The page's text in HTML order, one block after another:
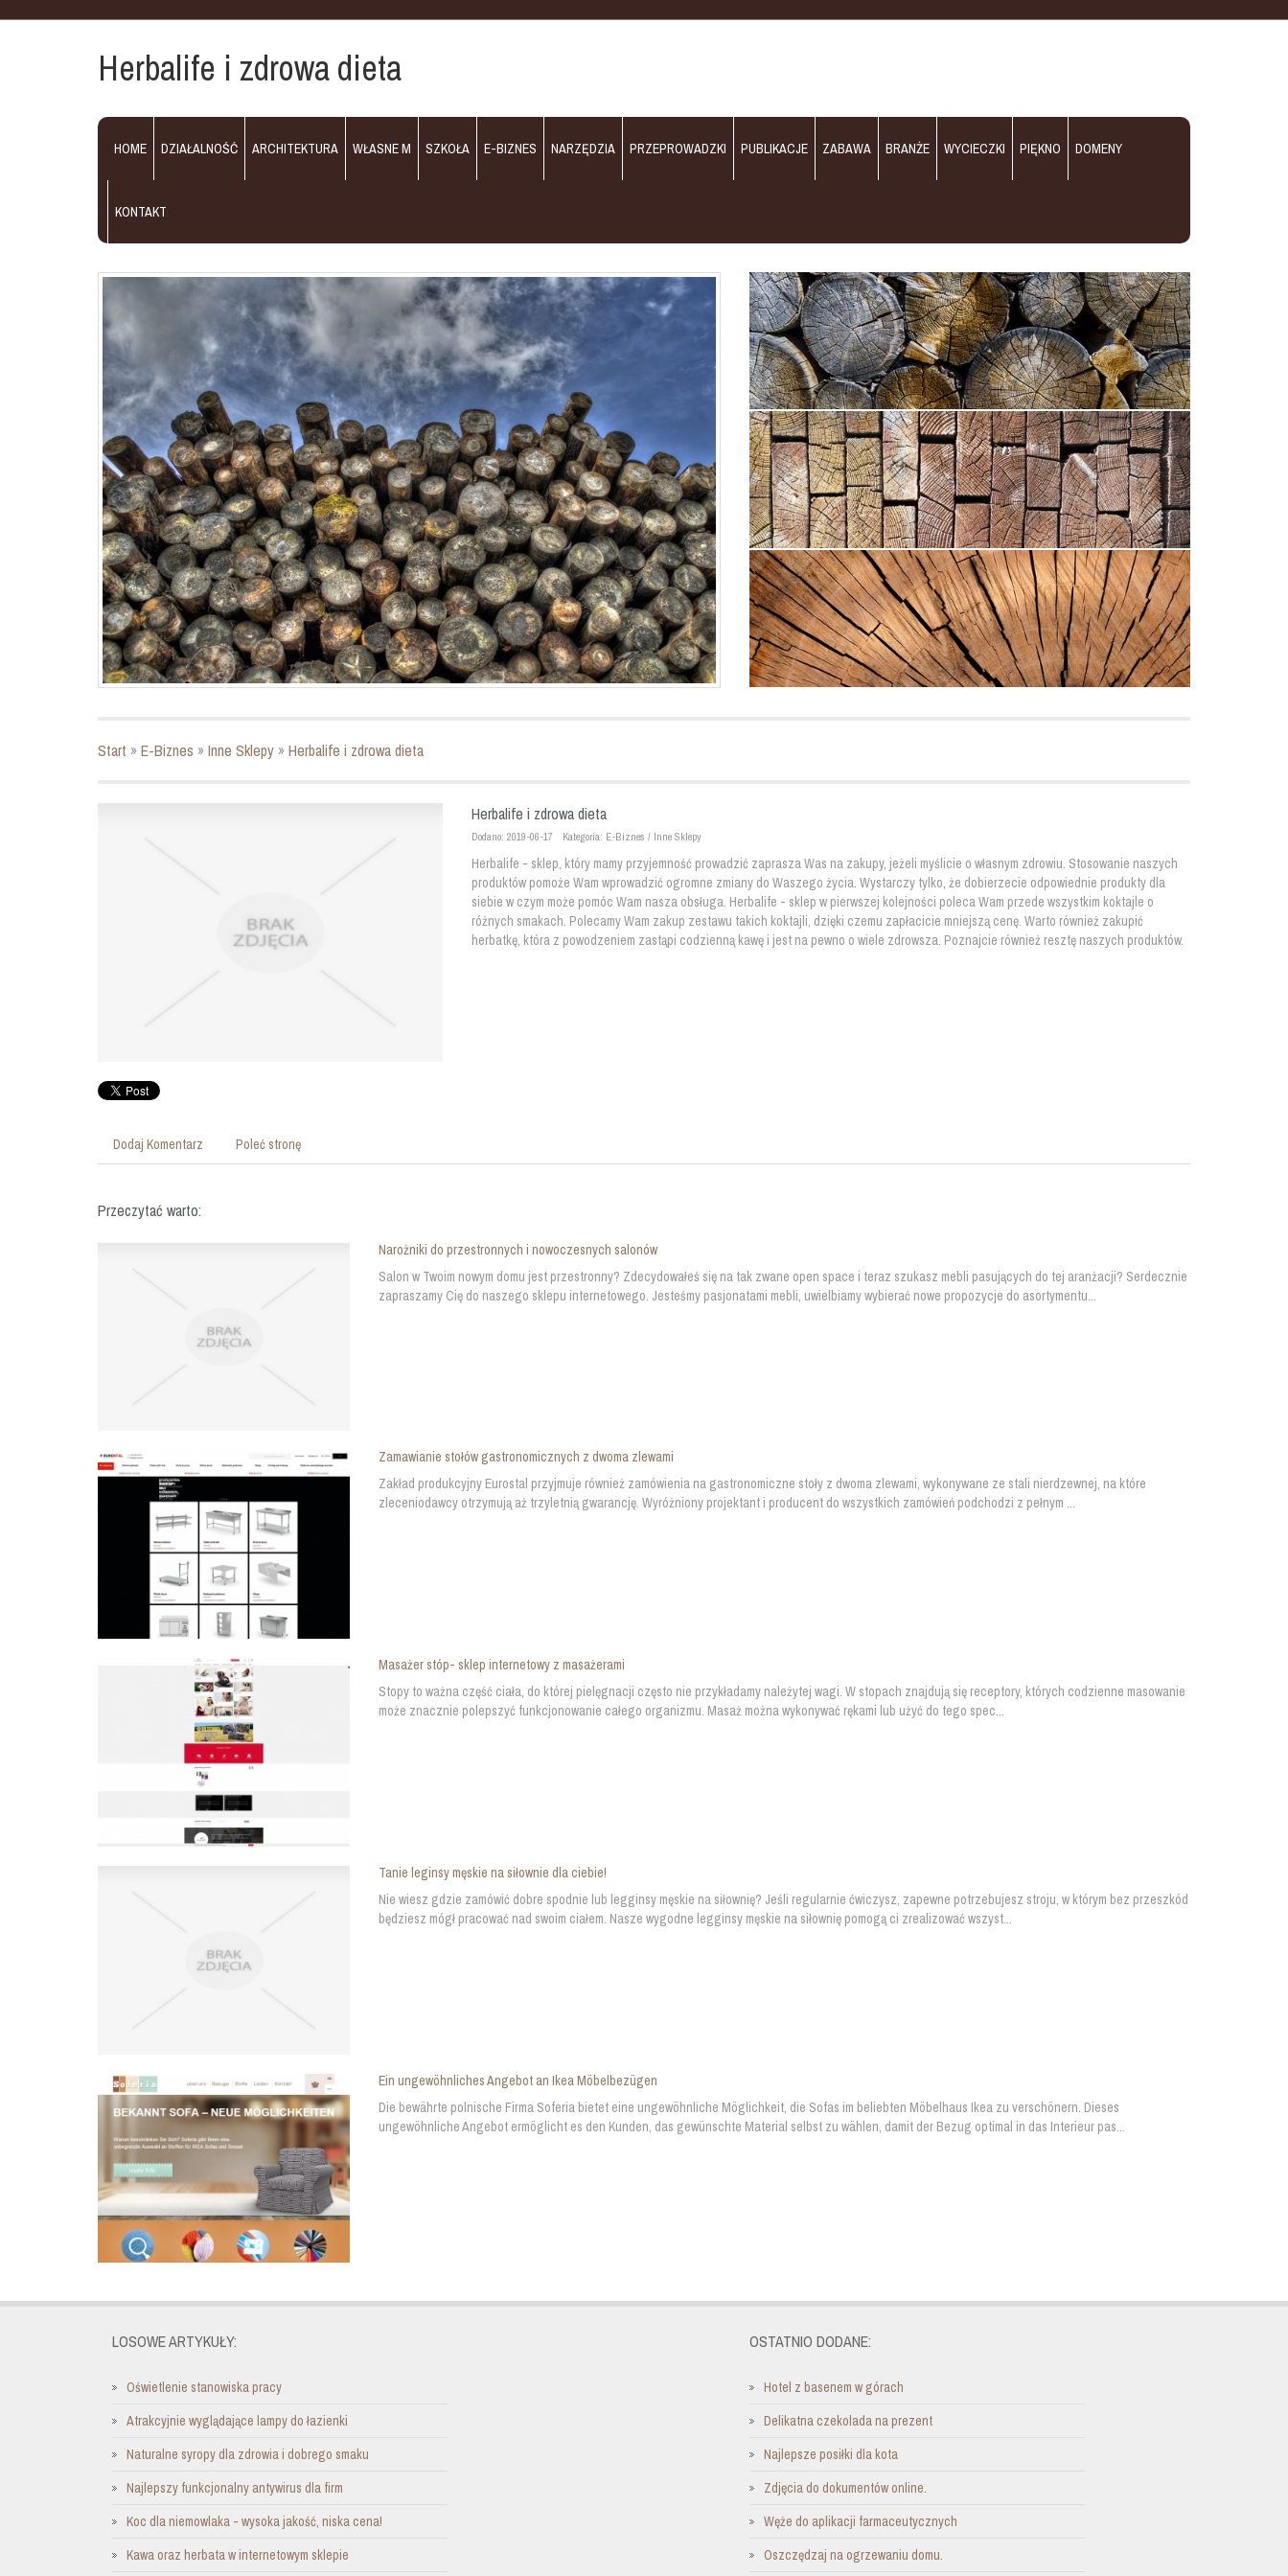
Herbalife i zdrowa dieta
HOME DZIAŁALNOŚĆ ARCHITEKTURA WŁASNE M SZKOŁA E-BIZNES NARZĘDZIA PRZEPROWADZKI PUBLIKACJE ZABAWA BRANŻE WYCIECZKI PIĘKNO DOMENY
KONTAKT
Start »E-Biznes »Inne Sklepy »Herbalife i zdrowa dieta
Herbalife i zdrowa dieta
Dodano: 2019-06-17 Kategoria: E-Biznes / Inne Sklepy
Herbalife - sklep, który mamy przyjemność prowadzić zaprasza Was na zakupy, jeżeli myślicie o własnym zdrowiu. Stosowanie naszych
produktów pomoże Wam wprowadzić ogromne zmiany do Waszego życia. Wystarczy tylko, że dobierzecie odpowiednie produkty dla
siebie w czym może pomóc Wam nasza obsługa. Herbalife - sklep w pierwszej kolejności poleca Wam przede wszystkim koktajle o
różnych smakach. Polecamy Wam zakup zestawu takich koktajli, dzięki czemu zapłacicie mniejszą cenę. Warto również zakupić
herbatkę, która z powodzeniem zastąpi codzienną kawę i jest na pewno o wiele zdrowsza. Poznajcie również resztę naszych produktów.
Dodaj Komentarz Poleć stronę
Przeczytać warto:
Narożniki do przestronnych i nowoczesnych salonów
Salon w Twoim nowym domu jest przestronny? Zdecydowałeś się na tak zwane open space i teraz szukasz mebli pasujących do tej aranżacji? Serdecznie
zapraszamy Cię do naszego sklepu internetowego. Jesteśmy pasjonatami mebli, uwielbiamy wybierać nowe propozycje do asortymentu...
Zamawianie stołów gastronomicznych z dwoma zlewami
Zakład produkcyjny Eurostal przyjmuje również zamówienia na gastronomiczne stoły z dwoma zlewami, wykonywane ze stali nierdzewnej, na które
zleceniodawcy otrzymują aż trzyletnią gwarancję. Wyróżniony projektant i producent do wszystkich zamówień podchodzi z pełnym ...
Masażer stóp- sklep internetowy z masażerami
Stopy to ważna część ciała, do której pielęgnacji często nie przykładamy należytej wagi. W stopach znajdują się receptory, których codzienne masowanie
może znacznie polepszyć funkcjonowanie całego organizmu. Masaż można wykonywać rękami lub użyć do tego spec...
Tanie leginsy męskie na siłownie dla ciebie!
Nie wiesz gdzie zamówić dobre spodnie lub legginsy męskie na siłownię? Jeśli regularnie ćwiczysz, zapewne potrzebujesz stroju, w którym bez przeszkód
będziesz mógł pracować nad swoim ciałem. Nasze wygodne legginsy męskie na siłownię pomogą ci zrealizować wszyst...
Ein ungewöhnliches Angebot an Ikea Möbelbezügen
Die bewährte polnische Firma Soferia bietet eine ungewöhnliche Möglichkeit, die Sofas im beliebten Möbelhaus Ikea zu verschönern. Dieses
ungewöhnliche Angebot ermöglicht es den Kunden, das gewünschte Material selbst zu wählen, damit der Bezug optimal in das Interieur pas...
LOSOWE ARTYKUŁY:
Oświetlenie stanowiska pracy
Atrakcyjnie wyglądające lampy do łazienki
Naturalne syropy dla zdrowia i dobrego smaku
Najlepszy funkcjonalny antywirus dla firm
Koc dla niemowlaka - wysoka jakość, niska cena!
Kawa oraz herbata w internetowym sklepie
OSTATNIO DODANE:
Hotel z basenem w górach
Delikatna czekolada na prezent
Najlepsze posiłki dla kota
Zdjęcia do dokumentów online.
Węże do aplikacji farmaceutycznych
Oszczędzaj na ogrzewaniu domu.